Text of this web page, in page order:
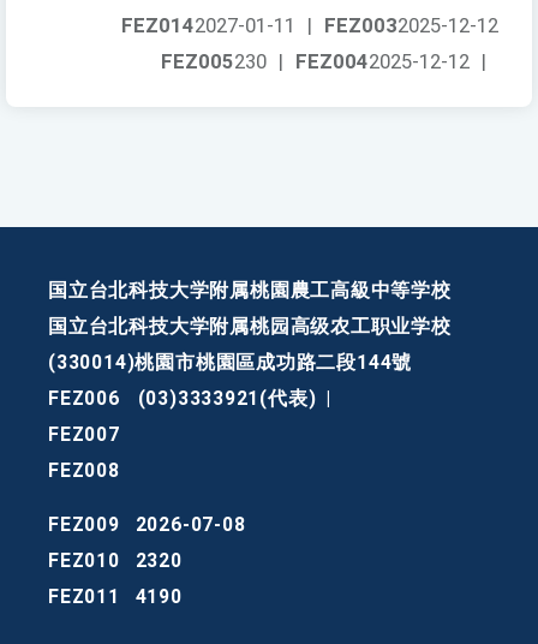
FEZ0032025-12-12
FEZ0142027-01-11
|
FEZ0042025-12-12 |
FEZ005230 |
国立台北科技大学附属桃園農工高級中等学校
国立台北科技大学附属桃园高级农工职业学校
(330014)桃園市桃園區成功路二段144號
FEZ006
(03)3333921(代表)
FEZ007
FEZ008
FEZ009
2026-07-08
FEZ010
2320
FEZ011
4190